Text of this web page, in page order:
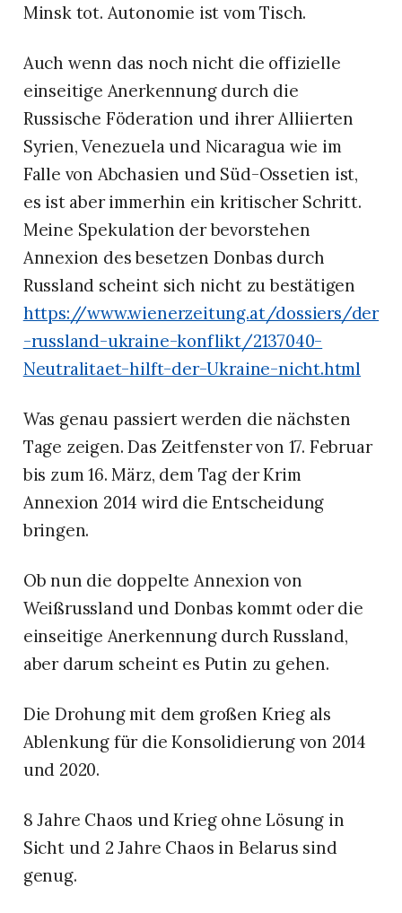
Minsk tot. Autonomie ist vom Tisch.
Auch wenn das noch nicht die offizielle
einseitige Anerkennung durch die
Russische Föderation und ihrer Alliierten
Syrien, Venezuela und Nicaragua wie im
Falle von Abchasien und Süd-Ossetien ist,
es ist aber immerhin ein kritischer Schritt.
Meine Spekulation der bevorstehen
Annexion des besetzen Donbas durch
Russland scheint sich nicht zu bestätigen
https://www.wienerzeitung.at/dossiers/der
-russland-ukraine-konflikt/2137040-
Neutralitaet-hilft-der-Ukraine-nicht.html
Was genau passiert werden die nächsten
Tage zeigen. Das Zeitfenster von 17. Februar
bis zum 16. März, dem Tag der Krim
Annexion 2014 wird die Entscheidung
bringen.
Ob nun die doppelte Annexion von
Weißrussland und Donbas kommt oder die
einseitige Anerkennung durch Russland,
aber darum scheint es Putin zu gehen.
Die Drohung mit dem großen Krieg als
Ablenkung für die Konsolidierung von 2014
und 2020.
8 Jahre Chaos und Krieg ohne Lösung in
Sicht und 2 Jahre Chaos in Belarus sind
genug.